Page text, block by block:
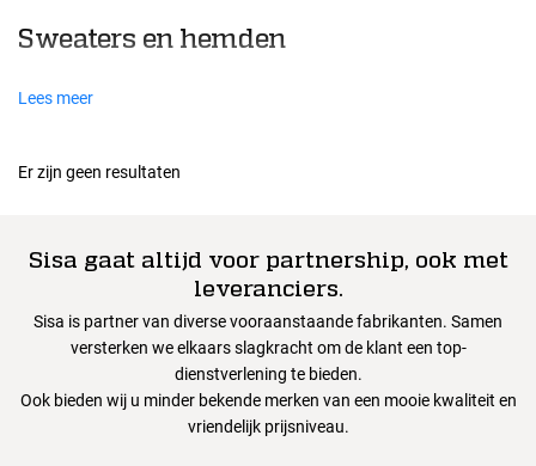
Sweaters en hemden
Lees meer
Er zijn geen resultaten
Sisa gaat altijd voor partnership, ook met
leveranciers.
Sisa is partner van diverse vooraanstaande fabrikanten. Samen
versterken we elkaars slagkracht om de klant een top-
dienstverlening te bieden.
Ook bieden wij u minder bekende merken van een mooie kwaliteit en
vriendelijk prijsniveau.